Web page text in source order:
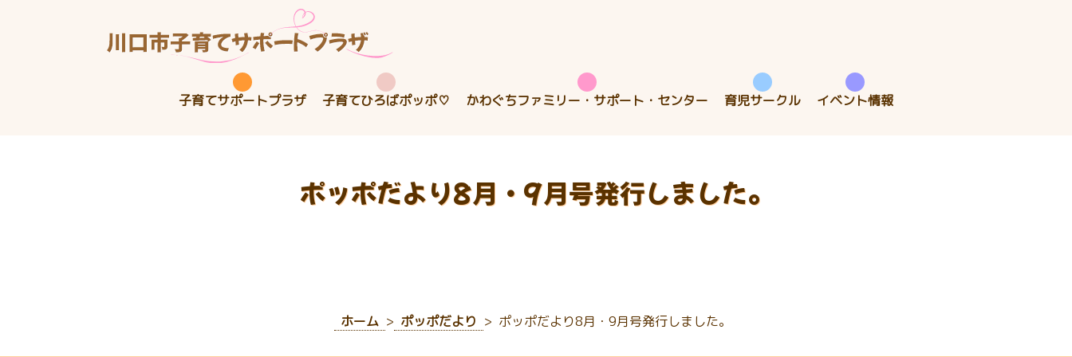
子育てサポートプラザ 子育てひろばポッポ♡ かわぐちファミリー・サポート・センター 育児サークル イベント情報
ポッポだより8月・9月号発行しました。
ホーム ポッポだより ポッポだより8月・9月号発行しました。